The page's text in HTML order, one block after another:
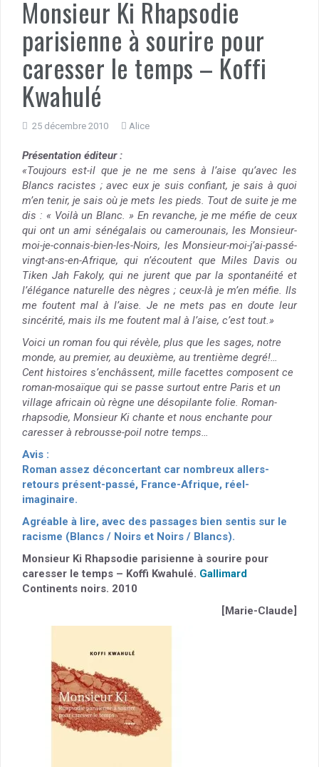
Monsieur Ki Rhapsodie
parisienne à sourire pour
caresser le temps – Koffi
Kwahulé
25 décembre 2010 Alice
Présentation éditeur :
«Toujours est-il que je ne me sens à l’aise qu’avec les
Blancs racistes ; avec eux je suis confiant, je sais à quoi
m’en tenir, je sais où je mets les pieds. Tout de suite je me
dis : « Voilà un Blanc. » En revanche, je me méfie de ceux
qui ont un ami sénégalais ou camerounais, les Monsieur-
moi-je-connais-bien-les-Noirs, les Monsieur-moi-j’ai-passé-
vingt-ans-en-Afrique, qui n’écoutent que Miles Davis ou
Tiken Jah Fakoly, qui ne jurent que par la spontanéité et
l’élégance naturelle des nègres ; ceux-là je m’en méfie. Ils
me foutent mal à l’aise. Je ne mets pas en doute leur
sincérité, mais ils me foutent mal à l’aise, c’est tout.»
Voici un roman fou qui révèle, plus que les sages, notre
monde, au premier, au deuxième, au trentième degré!…
Cent histoires s’enchâssent, mille facettes composent ce
roman-mosaïque qui se passe surtout entre Paris et un
village africain où règne une désopilante folie. Roman-
rhapsodie, Monsieur Ki chante et nous enchante pour
caresser à rebrousse-poil notre temps…
Avis :
Roman assez déconcertant car nombreux allers-
retours présent-passé, France-Afrique, réel-
imaginaire.
Agréable à lire, avec des passages bien sentis sur le
racisme (Blancs / Noirs et Noirs / Blancs).
Monsieur Ki Rhapsodie parisienne à sourire pour
caresser le temps – Koffi Kwahulé. Gallimard
Continents noirs. 2010
[Marie-Claude]